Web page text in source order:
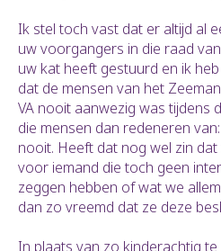
Ik stel toch vast dat er altijd al
uw voorgangers in die raad
uw kat heeft gestuurd en ik
dat de mensen van het
VA nooit aanwezig was tijdens
die mensen dan redeneren
nooit. Heeft dat nog wel zin
voor iemand die toch geen
zeggen hebben of wat we
dan zo vreemd dat ze deze
In plaats van zo kinderachtig